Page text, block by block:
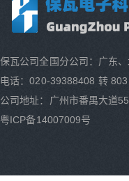
保瓦公司全国分公司：广东
电话：020-39388408 转
公司地址：广州市番禺大道
粤ICP备14007009号